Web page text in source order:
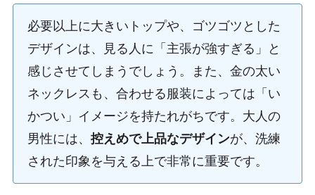
必要以上に大きいトップや、ゴツゴツとした
デザインは、見る人に「主張が強すぎる」と
感じさせてしまうでしょう。また、金の太い
ネックレスも、合わせる服装によっては「い
かつい」イメージを持たれがちです。大人の
男性には、 控えめで上品なデザインが、洗練
された印象を与える上で非常に重要です。